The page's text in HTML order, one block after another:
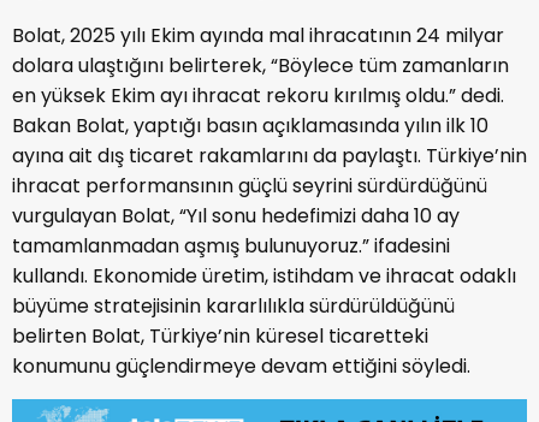
Bolat, 2025 yılı Ekim ayında mal ihracatının 24 milyar
dolara ulaştığını belirterek, “Böylece tüm zamanların
en yüksek Ekim ayı ihracat rekoru kırılmış oldu.” dedi.
Bakan Bolat, yaptığı basın açıklamasında yılın ilk 10
ayına ait dış ticaret rakamlarını da paylaştı. Türkiye’nin
ihracat performansının güçlü seyrini sürdürdüğünü
vurgulayan Bolat, “Yıl sonu hedefimizi daha 10 ay
tamamlanmadan aşmış bulunuyoruz.” ifadesini
kullandı. Ekonomide üretim, istihdam ve ihracat odaklı
büyüme stratejisinin kararlılıkla sürdürüldüğünü
belirten Bolat, Türkiye’nin küresel ticaretteki
konumunu güçlendirmeye devam ettiğini söyledi.